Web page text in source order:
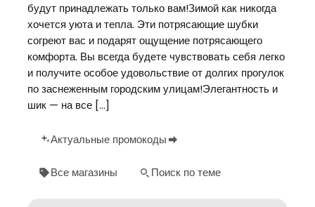
будут принадлежать только вам!Зимой как никогда
хочется уюта и тепла. Эти потрясающие шубки
согреют вас и подарят ощущение потрясающего
комфорта. Вы всегда будете чувствовать себя легко
и получите особое удовольствие от долгих прогулок
по заснеженным городским улицам!Элегантность и
шик — на все […]
Актуальные промокоды
Все магазины Поиск по теме